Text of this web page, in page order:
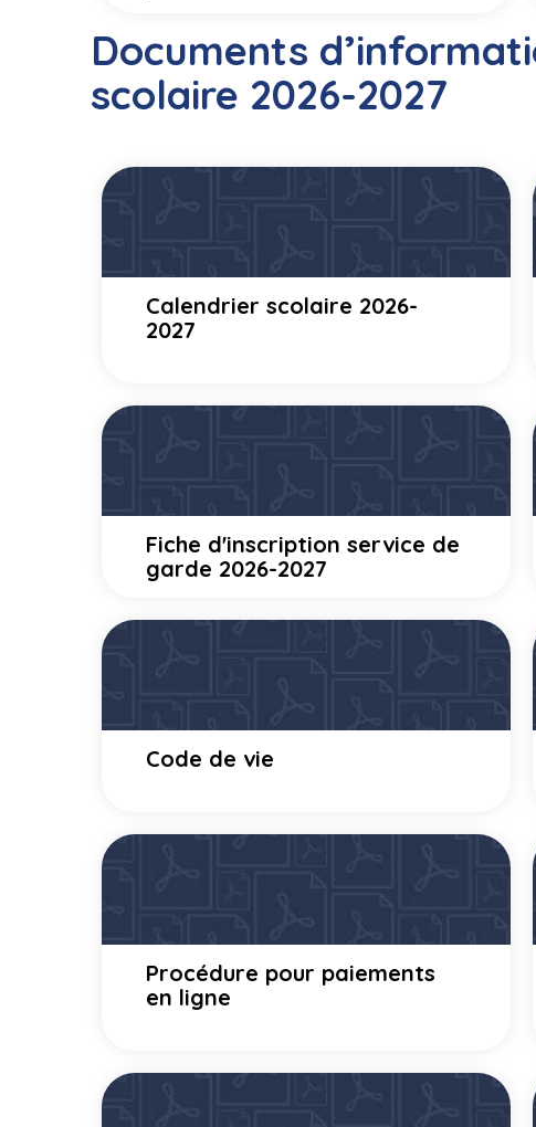
Documents
scolaire 2026-2027
Calendrier scolaire 2026-
2027
Fiche d'inscription service de
garde 2026-2027
Code de vie
Procédure pour paiements
en ligne